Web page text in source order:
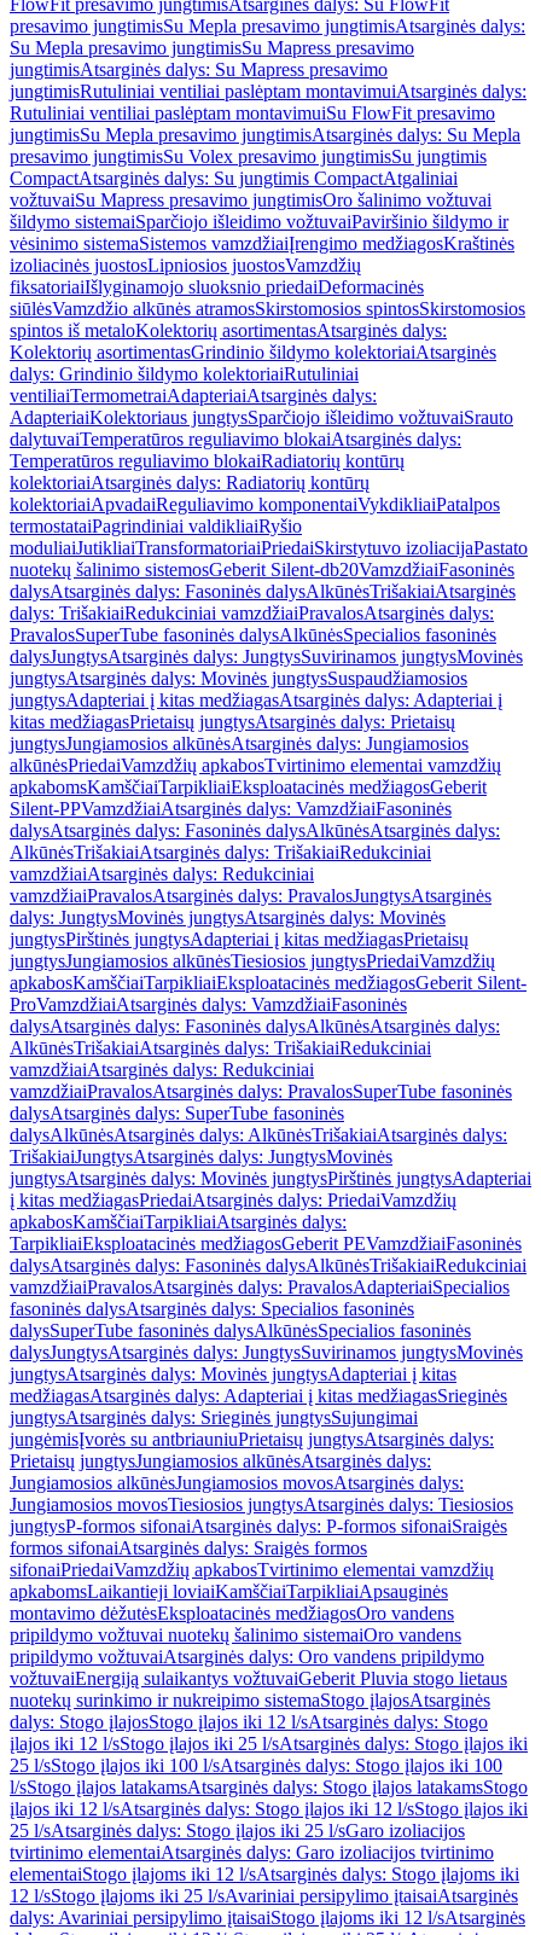
FlowFit presavimo jungtimisAtsarginės dalys: Su FlowFit
presavimo jungtimisSu Mepla presavimo jungtimisAtsarginės dalys:
Su Mepla presavimo jungtimisSu Mapress presavimo
jungtimisAtsarginės dalys: Su Mapress presavimo
jungtimisRutuliniai ventiliai paslėptam montavimuiAtsarginės dalys:
Rutuliniai ventiliai paslėptam montavimuiSu FlowFit presavimo
jungtimisSu Mepla presavimo jungtimisAtsarginės dalys: Su Mepla
presavimo jungtimisSu Volex presavimo jungtimisSu jungtimis
CompactAtsarginės dalys: Su jungtimis CompactAtgaliniai
vožtuvaiSu Mapress presavimo jungtimisOro šalinimo vožtuvai
šildymo sistemaiSparčiojo išleidimo vožtuvaiPaviršinio šildymo ir
vėsinimo sistemaSistemos vamzdžiaiĮrengimo medžiagosKraštinės
izoliacinės juostosLipniosios juostosVamzdžių
fiksatoriaiIšlyginamojo sluoksnio priedaiDeformacinės
siūlėsVamzdžio alkūnės atramosSkirstomosios spintosSkirstomosios
spintos iš metaloKolektorių asortimentasAtsarginės dalys:
Kolektorių asortimentasGrindinio šildymo kolektoriaiAtsarginės
dalys: Grindinio šildymo kolektoriaiRutuliniai
ventiliaiTermometraiAdapteriaiAtsarginės dalys:
AdapteriaiKolektoriaus jungtysSparčiojo išleidimo vožtuvaiSrauto
dalytuvaiTemperatūros reguliavimo blokaiAtsarginės dalys:
Temperatūros reguliavimo blokaiRadiatorių kontūrų
kolektoriaiAtsarginės dalys: Radiatorių kontūrų
kolektoriaiApvadaiReguliavimo komponentaiVykdikliaiPatalpos
termostataiPagrindiniai valdikliaiRyšio
moduliaiJutikliaiTransformatoriaiPriedaiSkirstytuvo izoliacijaPastato
nuotekų šalinimo sistemosGeberit Silent-db20VamzdžiaiFasoninės
dalysAtsarginės dalys: Fasoninės dalysAlkūnėsTrišakiaiAtsarginės
dalys: TrišakiaiRedukciniai vamzdžiaiPravalosAtsarginės dalys:
PravalosSuperTube fasoninės dalysAlkūnėsSpecialios fasoninės
dalysJungtysAtsarginės dalys: JungtysSuvirinamos jungtysMovinės
jungtysAtsarginės dalys: Movinės jungtysSuspaudžiamosios
jungtysAdapteriai į kitas medžiagasAtsarginės dalys: Adapteriai į
kitas medžiagasPrietaisų jungtysAtsarginės dalys: Prietaisų
jungtysJungiamosios alkūnėsAtsarginės dalys: Jungiamosios
alkūnėsPriedaiVamzdžių apkabosTvirtinimo elementai vamzdžių
apkabomsKamščiaiTarpikliaiEksploatacinės medžiagosGeberit
Silent-PPVamzdžiaiAtsarginės dalys: VamzdžiaiFasoninės
dalysAtsarginės dalys: Fasoninės dalysAlkūnėsAtsarginės dalys:
AlkūnėsTrišakiaiAtsarginės dalys: TrišakiaiRedukciniai
vamzdžiaiAtsarginės dalys: Redukciniai
vamzdžiaiPravalosAtsarginės dalys: PravalosJungtysAtsarginės
dalys: JungtysMovinės jungtysAtsarginės dalys: Movinės
jungtysPirštinės jungtysAdapteriai į kitas medžiagasPrietaisų
jungtysJungiamosios alkūnėsTiesiosios jungtysPriedaiVamzdžių
apkabosKamščiaiTarpikliaiEksploatacinės medžiagosGeberit Silent-
ProVamzdžiaiAtsarginės dalys: VamzdžiaiFasoninės
dalysAtsarginės dalys: Fasoninės dalysAlkūnėsAtsarginės dalys:
AlkūnėsTrišakiaiAtsarginės dalys: TrišakiaiRedukciniai
vamzdžiaiAtsarginės dalys: Redukciniai
vamzdžiaiPravalosAtsarginės dalys: PravalosSuperTube fasoninės
dalysAtsarginės dalys: SuperTube fasoninės
dalysAlkūnėsAtsarginės dalys: AlkūnėsTrišakiaiAtsarginės dalys:
TrišakiaiJungtysAtsarginės dalys: JungtysMovinės
jungtysAtsarginės dalys: Movinės jungtysPirštinės jungtysAdapteriai
į kitas medžiagasPriedaiAtsarginės dalys: PriedaiVamzdžių
apkabosKamščiaiTarpikliaiAtsarginės dalys:
TarpikliaiEksploatacinės medžiagosGeberit PEVamzdžiaiFasoninės
dalysAtsarginės dalys: Fasoninės dalysAlkūnėsTrišakiaiRedukciniai
vamzdžiaiPravalosAtsarginės dalys: PravalosAdapteriaiSpecialios
fasoninės dalysAtsarginės dalys: Specialios fasoninės
dalysSuperTube fasoninės dalysAlkūnėsSpecialios fasoninės
dalysJungtysAtsarginės dalys: JungtysSuvirinamos jungtysMovinės
jungtysAtsarginės dalys: Movinės jungtysAdapteriai į kitas
medžiagasAtsarginės dalys: Adapteriai į kitas medžiagasSrieginės
jungtysAtsarginės dalys: Srieginės jungtysSujungimai
jungėmisĮvorės su antbriauniuPrietaisų jungtysAtsarginės dalys:
Prietaisų jungtysJungiamosios alkūnėsAtsarginės dalys:
Jungiamosios alkūnėsJungiamosios movosAtsarginės dalys:
Jungiamosios movosTiesiosios jungtysAtsarginės dalys: Tiesiosios
jungtysP-formos sifonaiAtsarginės dalys: P-formos sifonaiSraigės
formos sifonaiAtsarginės dalys: Sraigės formos
sifonaiPriedaiVamzdžių apkabosTvirtinimo elementai vamzdžių
apkabomsLaikantieji loviaiKamščiaiTarpikliaiApsauginės
montavimo dėžutėsEksploatacinės medžiagosOro vandens
pripildymo vožtuvai nuotekų šalinimo sistemaiOro vandens
pripildymo vožtuvaiAtsarginės dalys: Oro vandens pripildymo
vožtuvaiEnergiją sulaikantys vožtuvaiGeberit Pluvia stogo lietaus
nuotekų surinkimo ir nukreipimo sistemaStogo įlajosAtsarginės
dalys: Stogo įlajosStogo įlajos iki 12 l/sAtsarginės dalys: Stogo
įlajos iki 12 l/sStogo įlajos iki 25 l/sAtsarginės dalys: Stogo įlajos iki
25 l/sStogo įlajos iki 100 l/sAtsarginės dalys: Stogo įlajos iki 100
l/sStogo įlajos latakamsAtsarginės dalys: Stogo įlajos latakamsStogo
įlajos iki 12 l/sAtsarginės dalys: Stogo įlajos iki 12 l/sStogo įlajos iki
25 l/sAtsarginės dalys: Stogo įlajos iki 25 l/sGaro izoliacijos
tvirtinimo elementaiAtsarginės dalys: Garo izoliacijos tvirtinimo
elementaiStogo įlajoms iki 12 l/sAtsarginės dalys: Stogo įlajoms iki
12 l/sStogo įlajoms iki 25 l/sAvariniai persipylimo įtaisaiAtsarginės
dalys: Avariniai persipylimo įtaisaiStogo įlajoms iki 12 l/sAtsarginės